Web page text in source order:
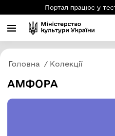
Портал працює у
Головна Колекції
АМФОРА